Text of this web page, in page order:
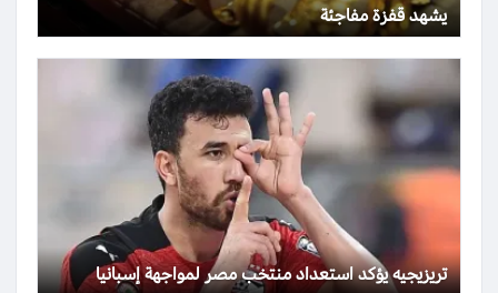
يشهد قفزة مفاجئة
تريزيجيه يؤكد استعداد منتخب مصر لمواجهة إسبانيا